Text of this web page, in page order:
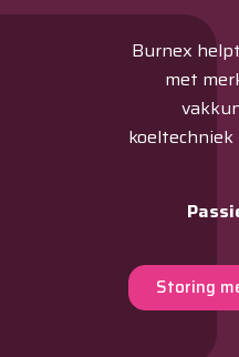
Burnex
met
Storing